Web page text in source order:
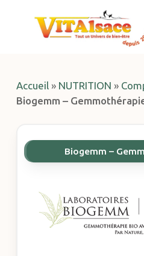
Accueil» NUTRITION »
Biogemm –
Biogemm –